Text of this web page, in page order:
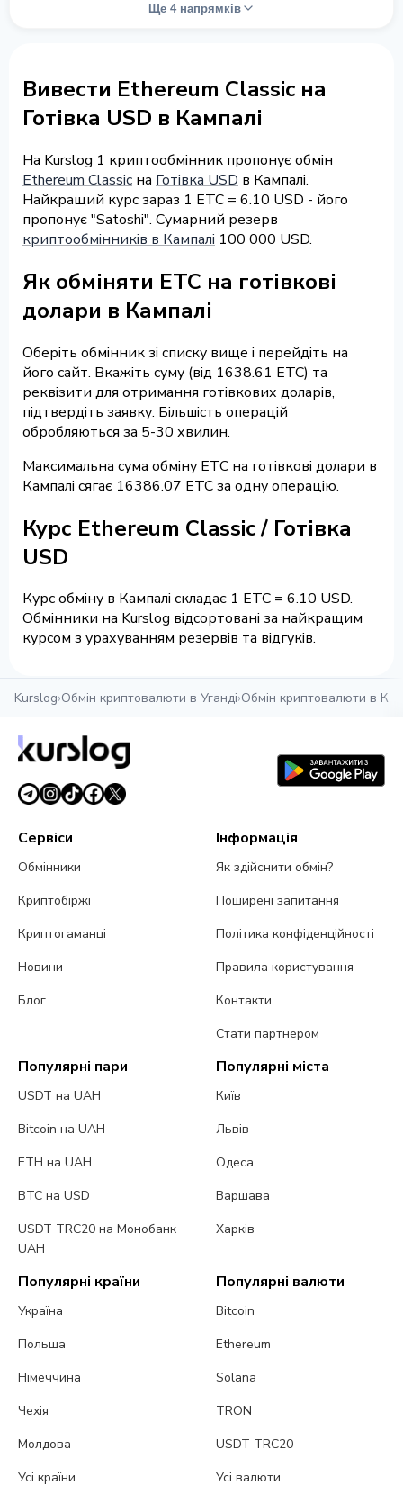
Ще 4 напрямків
Вивести Ethereum Classic на
Готівка USD в Кампалі
На Kurslog 1 криптообмінник пропонує обмін
Ethereum Classic на Готівка USD в Кампалі.
Найкращий курс зараз 1 ETC = 6.10 USD - його
пропонує "Satoshi". Сумарний резерв
криптообмінників в Кампалі 100 000 USD.
Як обміняти ETC на готівкові
долари в Кампалі
Оберіть обмінник зі списку вище і перейдіть на
його сайт. Вкажіть суму (від 1638.61 ETC) та
реквізити для отримання готівкових доларів,
підтвердіть заявку. Більшість операцій
обробляються за 5-30 хвилин.
Максимальна сума обміну ETC на готівкові долари в
Кампалі сягає 16386.07 ETC за одну операцію.
Курс Ethereum Classic / Готівка
USD
Курс обміну в Кампалі складає 1 ETC = 6.10 USD.
Обмінники на Kurslog відсортовані за найкращим
курсом з урахуванням резервів та відгуків.
Kurslog›Обмін криптовалюти в Уганді›Обмін криптовалюти в
Сервіси
Обмінники
Криптобіржі
Криптогаманці
Новини
Блог
Інформація
Як здійснити обмін?
Поширені запитання
Політика конфіденційності
Правила користування
Контакти
Стати партнером
Популярні пари
USDT на UAH
Bitcoin на UAH
ETH на UAH
BTC на USD
USDT TRC20 на Монобанк
UAH
Популярні міста
Київ
Львів
Одеса
Варшава
Харків
Популярні країни
Україна
Польща
Німеччина
Чехія
Молдова
Усі країни
Популярні валюти
Bitcoin
Ethereum
Solana
TRON
USDT TRC20
Усі валюти